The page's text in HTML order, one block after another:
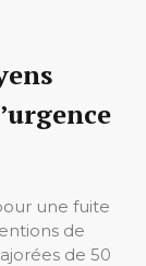
une fuite
de
de 50